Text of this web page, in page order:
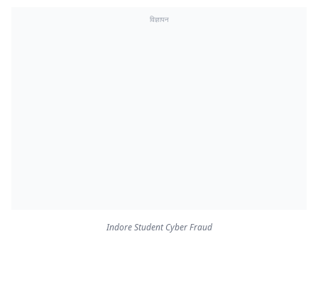
विज्ञापन
Indore Student Cyber Fraud